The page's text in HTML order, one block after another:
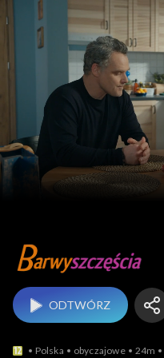
ODTWÓRZ
Polska obyczajowe 24m